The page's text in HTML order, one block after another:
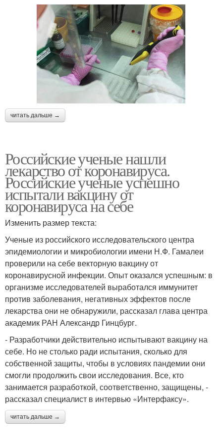
читать дальше →
Российские ученые нашли
лекарство от коронавируса.
Российские ученые успешно
испытали вакцину от
коронавируса на себе
Изменить размер текста:
Ученые из российского исследовательского центра
эпидемиологии и микробиологии имени Н.Ф. Гамалеи
проверили на себе векторную вакцину от
коронавирусной инфекции. Опыт оказался успешным: в
организме исследователей выработался иммунитет
против заболевания, негативных эффектов после
лекарства они не обнаружили, рассказал глава центра
академик РАН Александр Гинцбург.
- Разработчики действительно испытывают вакцину на
себе. Но не столько ради испытания, сколько для
собственной защиты, чтобы в условиях пандемии они
смогли продолжить свои исследования. Все, кто
занимается разработкой, соответственно, защищены, -
рассказал специалист в интервью «Интерфаксу».
читать дальше →